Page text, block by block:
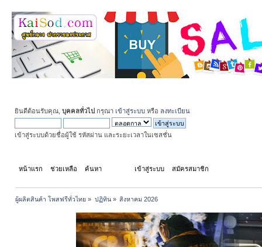
ยินดีต้อนรับคุณ, บุคคลทั่วไป กรุณา เข้าสู่ระบบ หรือ ลงทะเบียน
เข้าสู่ระบบด้วยชื่อผู้ใช้ รหัสผ่าน และระยะเวลาในเซสชั่น
หน้าแรก ช่วยเหลือ ค้นหา เข้าสู่ระบบ สมัครสมาชิก
ผู้ผลิตสินค้า โพสฟรีทั่วไทย » ปฏิทิน» สิงหาคม 2026